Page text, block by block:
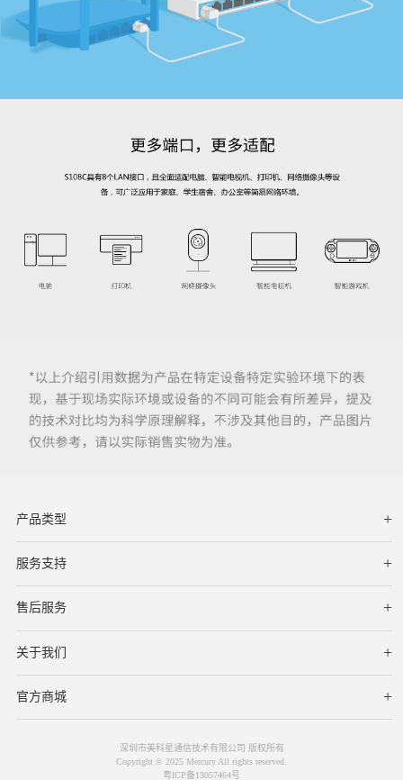
产品类型
服务支持
下载中心
文档与指南
视频教程
售后服务
服务网点
保修条款
关于我们
公司简介
联系我们
在线客服
官方商城
深圳市美科星通信技术有限公司 版权所有
Copyright © 2025 Mercury All rights reserved.
粤ICP备13057464号